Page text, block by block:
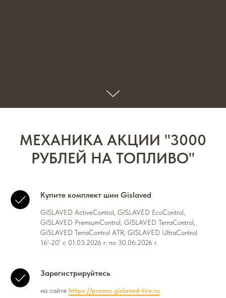
МЕХАНИКА АКЦИИ "3000
РУБЛЕЙ НА ТОПЛИВО"
Купите комплект шин Gislaved
GISLAVED ActiveControl, GISLAVED EcoControl,
GISLAVED PremiumControl, GISLAVED TerraControl,
GISLAVED TerraControl ATR, GISLAVED UltraControl
16'-20' с 01.03.2026 г. по 30.06.2026 г.
Зарегистрируйтесь
на сайте https://promo.gislaved-tire.ru